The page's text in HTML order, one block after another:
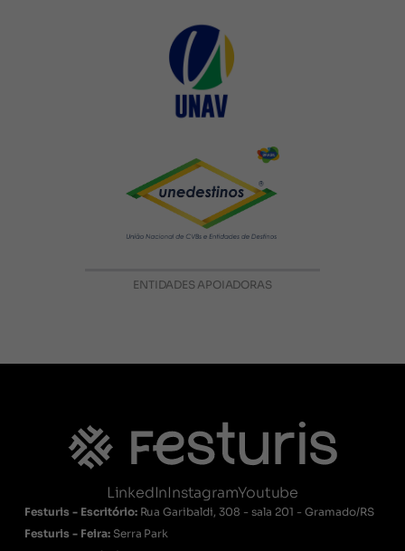
ENTIDADES APOIADORAS
LinkedInInstagramYoutube
Festuris - Escritório: Rua Garibaldi, 308 - sala 201 - Gramado/RS
Festuris - Feira: Serra Park